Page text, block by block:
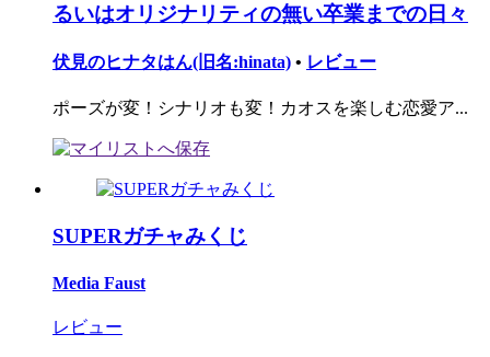
るいはオリジナリティの無い卒業までの日々
伏見のヒナタはん(旧名:hinata) • レビュー
ポーズが変！シナリオも変！カオスを楽しむ恋愛ア...
SUPERガチャみくじ
Media Faust
レビュー